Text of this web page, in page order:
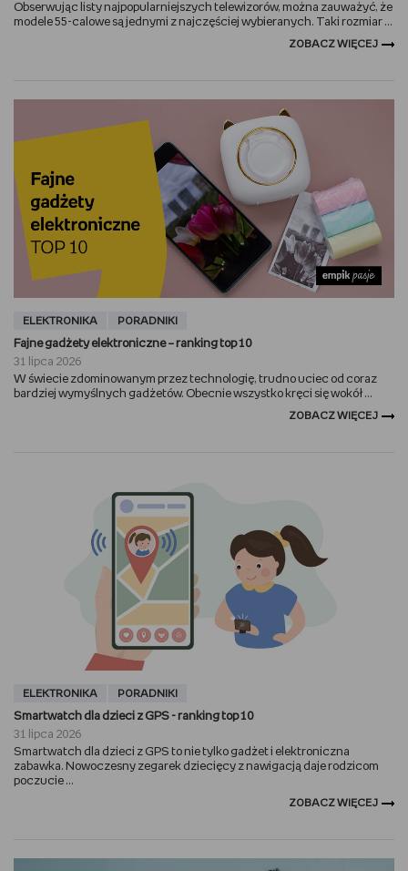
Obserwując listy najpopularniejszych telewizorów, można zauważyć, że
modele 55-calowe są jednymi z najczęściej wybieranych. Taki rozmiar ...
ZOBACZ WIĘCEJ
ELEKTRONIKA PORADNIKI
Fajne gadżety elektroniczne – ranking top 10
31 lipca 2026
W świecie zdominowanym przez technologię, trudno uciec od coraz
bardziej wymyślnych gadżetów. Obecnie wszystko kręci się wokół ...
ZOBACZ WIĘCEJ
ELEKTRONIKA PORADNIKI
Smartwatch dla dzieci z GPS - ranking top 10
31 lipca 2026
Smartwatch dla dzieci z GPS to nie tylko gadżet i elektroniczna
zabawka. Nowoczesny zegarek dziecięcy z nawigacją daje rodzicom
poczucie ...
ZOBACZ WIĘCEJ